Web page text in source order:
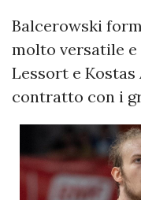
Balcerowski
molto versatile e
Lessort e
contratto con i